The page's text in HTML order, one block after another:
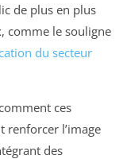
de plus en plus
comme le souligne
du secteur
ces
renforcer l’image
des